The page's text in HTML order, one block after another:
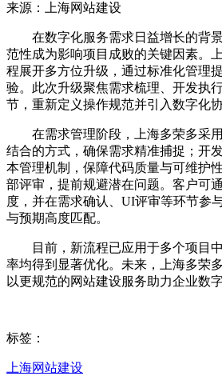
来源：上海网站建设
在数字化服务需求日益增长的背
范性成为影响项目成败的关键因素。
程展开多方位升级，通过标准化管理
验。此次升级聚焦需求梳理、开发执
节，重新定义操作规范并引入数字化协
在需求管理阶段，上海多荣多采
结合的方式，确保需求精准捕捉；开
本管理机制，保障代码质量与可维护
部评审，提前规避潜在问题。客户可
度，并在需求确认、UI评审等环节参
与预期高度匹配。
目前，新流程已应用于多个项目
率均得到显著优化。未来，上海多荣
以更规范的网站建设服务助力企业数字
标签：
上海网站建设